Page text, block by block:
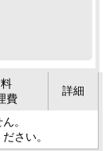
費
詳細
。
さい。